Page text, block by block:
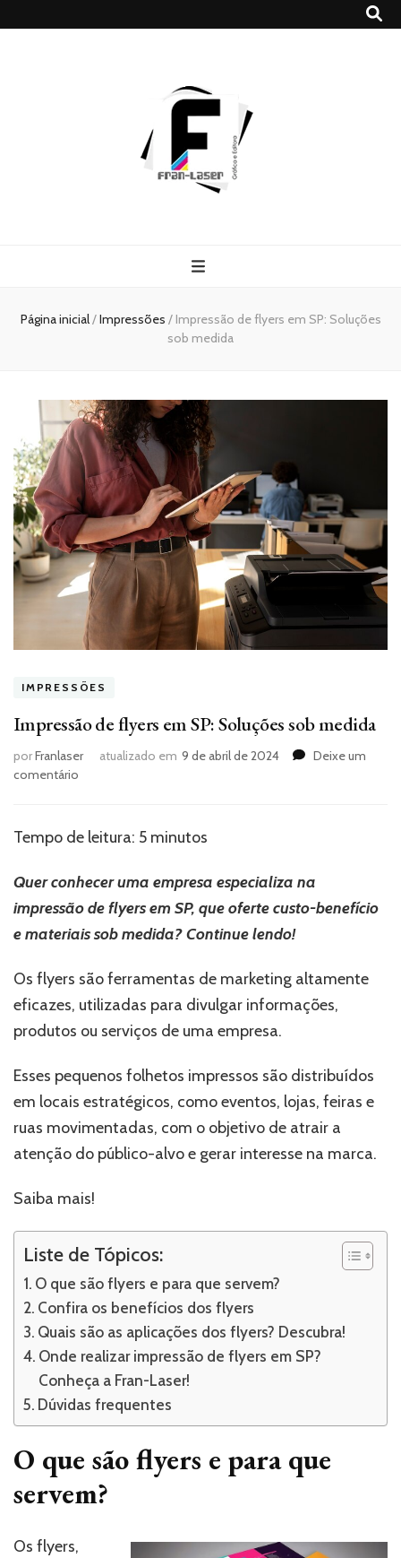
Página inicial/Impressões / Impressão de flyers em SP: Soluções
sob medida
IMPRESSÕES
Impressão de flyers em SP: Soluções sob medida
porFranlaser atualizado em 9 de abril de 2024
Deixe um
comentário
flyers
Soluções
sob
Tempo de leitura: 5 minutos
Quer conhecer uma empresa especializa na
impressão de flyers em SP, que oferte custo-benefício
e materiais sob medida? Continue lendo!
Os flyers são ferramentas de marketing altamente
eficazes, utilizadas para divulgar informações,
produtos ou serviços de uma empresa.
Esses pequenos folhetos impressos são distribuídos
em locais estratégicos, como eventos, lojas, feiras e
ruas movimentadas, com o objetivo de atrair a
atenção do público-alvo e gerar interesse na marca.
Saiba mais!
Liste de Tópicos:
O que são flyers e para que servem?
Confira os benefícios dos flyers
Quais são as aplicações dos flyers? Descubra!
Onde realizar impressão de flyers em SP?
Conheça a Fran-Laser!
Dúvidas frequentes
O que são flyers e para que
servem?
Os flyers,